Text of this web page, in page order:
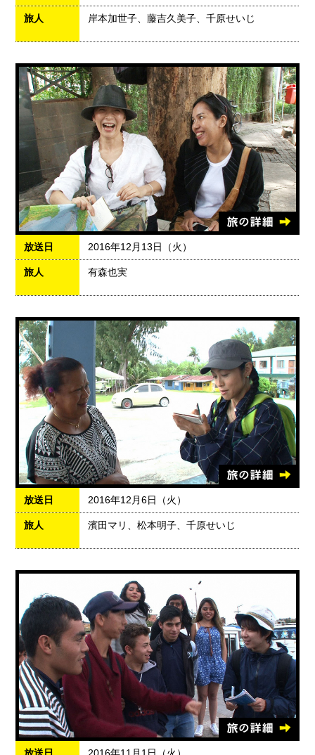
旅人 岸本加世子、藤吉久美子、千原せいじ
放送日 2016年12月13日（火）
旅人 有森也実
放送日 2016年12月6日（火）
旅人 濱田マリ、松本明子、千原せいじ